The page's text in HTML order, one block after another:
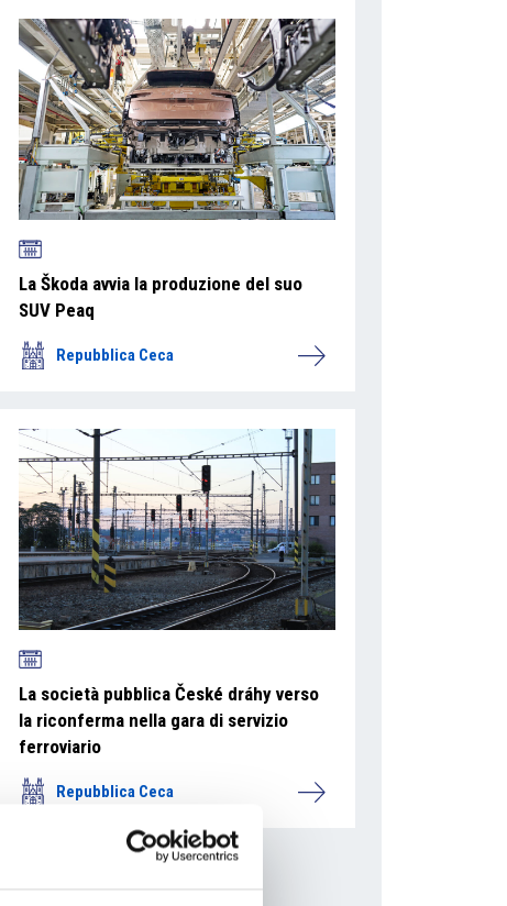
La Škoda avvia la produzione del suo
SUV Peaq
Repubblica Ceca
La società pubblica České dráhy verso
la riconferma nella gara di servizio
ferroviario
Repubblica Ceca